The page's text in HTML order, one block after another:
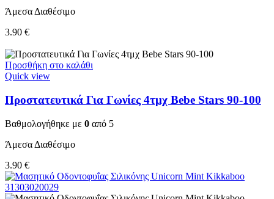
Άμεσα Διαθέσιμο
3.90 €
Προσθήκη στο καλάθι
Quick view
Προστατευτικά Για Γωνίες 4τμχ Bebe Stars 90-100
Βαθμολογήθηκε με 0 από 5
Άμεσα Διαθέσιμο
3.90 €